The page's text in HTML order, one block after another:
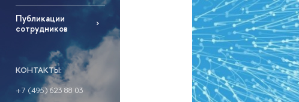
Публикации
сотрудников
КОНТАКТЫ:
+7 (495) 623 88 03